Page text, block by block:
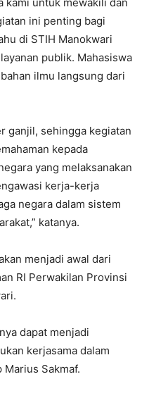
kami untuk mewakili dan
ini penting bagi
di STIH Manokwari
publik. Mahasiswa
ilmu langsung dari
ganjil, sehingga kegiatan
kepada
yang melaksanakan
kerja-kerja
negara dalam sistem
katanya.
menjadi awal dari
RI Perwakilan Provinsi
dapat menjadi
kerjasama dalam
Marius Sakmaf.